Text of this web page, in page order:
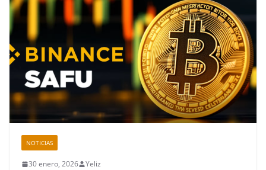
NOTICIAS
30 enero, 2026 Yeliz